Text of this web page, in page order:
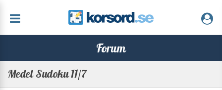
Forum
Medel Sudoku 11/7